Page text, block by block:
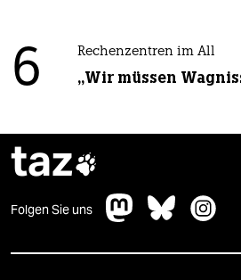
6 Rechenzentren im All
„Wir müssen
taz
Folgen Sie uns